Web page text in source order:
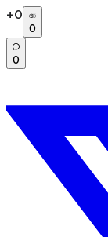
+0
0
0